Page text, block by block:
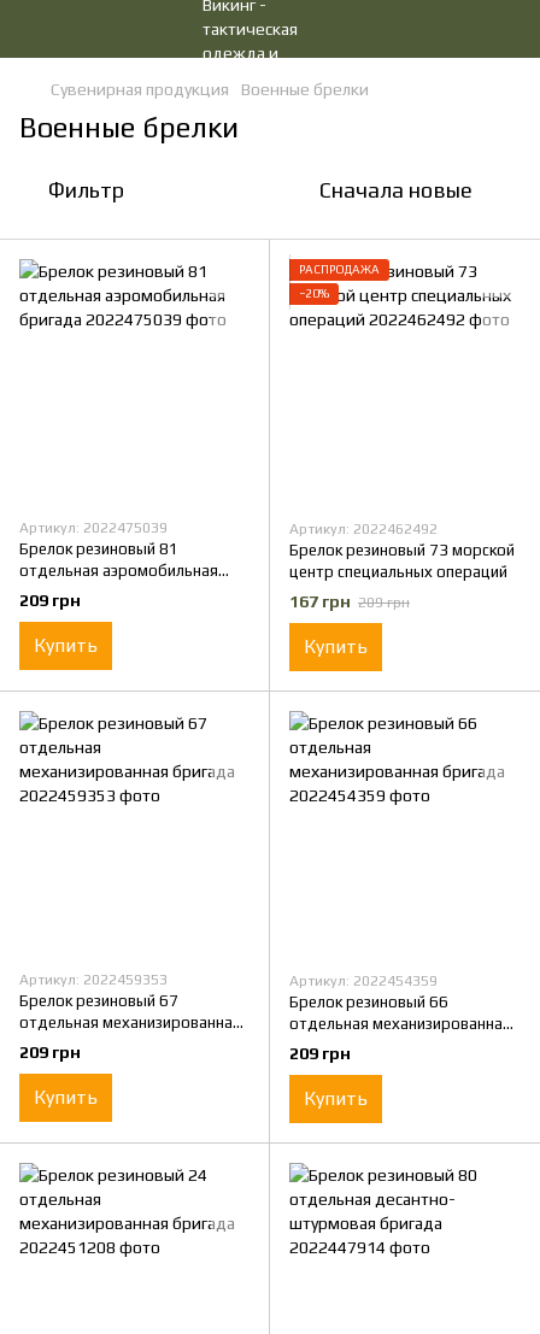
Сувенирная продукция Военные брелки
Военные брелки
Фильтр Сначала новые
Артикул: 2022475039
Брелок резиновый 81
отдельная аэромобильная
бригада
209 грн
Купить
РАСПРОДАЖА
−20%
Артикул: 2022462492
Брелок резиновый 73 морской
центр специальных операций
167 грн 209 грн
Купить
Артикул: 2022459353
Брелок резиновый 67
отдельная механизированная
бригада
209 грн
Купить
Артикул: 2022454359
Брелок резиновый 66
отдельная механизированная
бригада
209 грн
Купить